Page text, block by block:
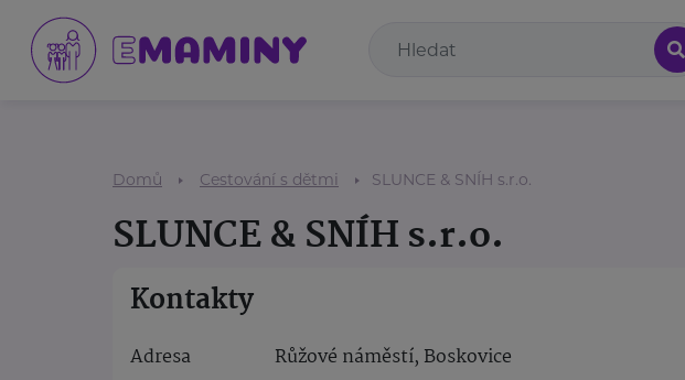
Domů Cestování s dětmi SLUNCE & SNÍH s.r.o.
SLUNCE & SNÍH s.r.o.
Kontakty
Adresa
Růžové náměstí, Boskovice